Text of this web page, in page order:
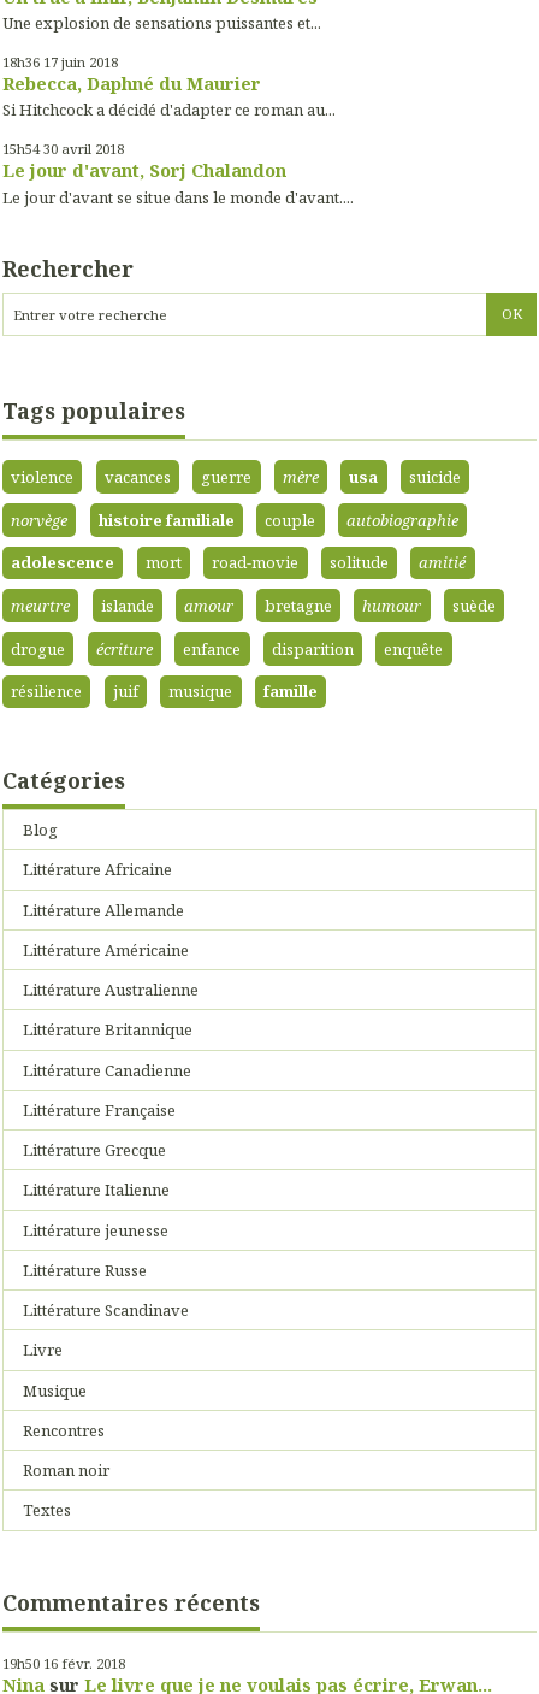
Une explosion de sensations puissantes et...
18h36 17 juin 2018
Rebecca, Daphné du Maurier
Si Hitchcock a décidé d'adapter ce roman au...
15h54 30 avril 2018
Le jour d'avant, Sorj Chalandon
Le jour d'avant se situe dans le monde d'avant....
Rechercher
Tags populaires
violence vacances guerre mère usa
suicide
norvège
histoire familiale couple
autobiographie
adolescence
mort road-movie solitude
amitié
meurtre
islande amour bretagne humour
suède
drogue
écriture enfance disparition
enquête
résilience
juif musique famille
Catégories
Blog
Littérature Africaine
Littérature Allemande
Littérature Américaine
Littérature Australienne
Littérature Britannique
Littérature Canadienne
Littérature Française
Littérature Grecque
Littérature Italienne
Littérature jeunesse
Littérature Russe
Littérature Scandinave
Livre
Musique
Rencontres
Roman noir
Textes
Commentaires récents
19h50 16 févr. 2018
Nina sur Le livre que je ne voulais pas écrire, Erwan...